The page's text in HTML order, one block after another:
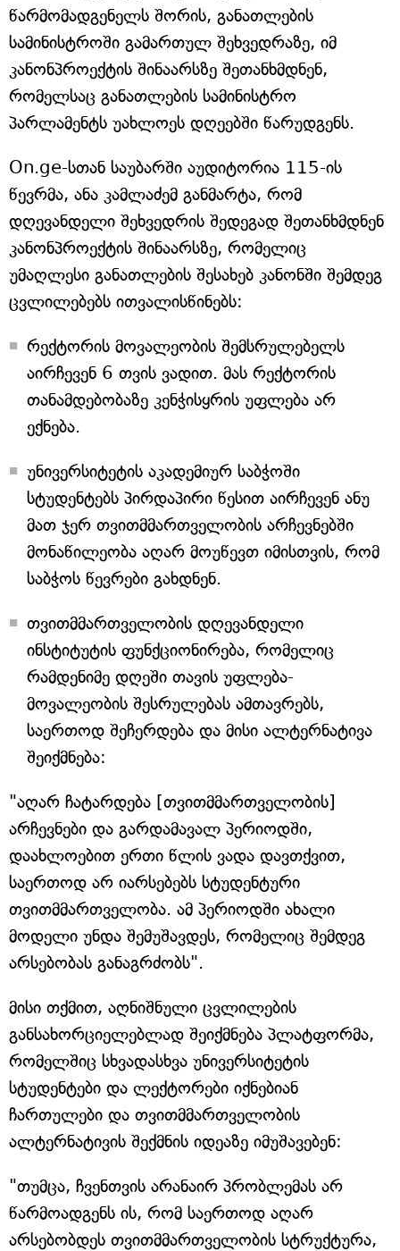
წარმომადგენელს შორის, განათლების
სამინისტროში გამართულ შეხვედრაზე, იმ
კანონპროექტის შინაარსზე შეთანხმდნენ,
რომელსაც განათლების სამინისტრო
პარლამენტს უახლოეს დღეებში წარუდგენს.
On.ge-სთან საუბარში აუდიტორია 115-ის
წევრმა, ანა კამლაძემ განმარტა, რომ
დღევანდელი შეხვედრის შედეგად შეთანხმდნენ
კანონპროექტის შინაარსზე, რომელიც
უმაღლესი განათლების შესახებ კანონში შემდეგ
ცვლილებებს ითვალისწინებს:
რექტორის მოვალეობის შემსრულებელს
აირჩევენ 6 თვის ვადით. მას რექტორის
თანამდებობაზე კენჭისყრის უფლება არ
ექნება.
უნივერსიტეტის აკადემიურ საბჭოში
სტუდენტებს პირდაპირი წესით აირჩევენ ანუ
მათ ჯერ თვითმმართველობის არჩევნებში
მონაწილეობა აღარ მოუწევთ იმისთვის, რომ
საბჭოს წევრები გახდნენ.
თვითმმართველობის დღევანდელი
ინსტიტუტის ფუნქციონირება, რომელიც
რამდენიმე დღეში თავის უფლება-
მოვალეობის შესრულებას ამთავრებს,
საერთოდ შეჩერდება და მისი ალტერნატივა
შეიქმნება:
"აღარ ჩატარდება [თვითმმართველობის]
არჩევნები და გარდამავალ პერიოდში,
დაახლოებით ერთი წლის ვადა დავთქვით,
საერთოდ არ იარსებებს სტუდენტური
თვითმმართველობა. ამ პერიოდში ახალი
მოდელი უნდა შემუშავდეს, რომელიც შემდეგ
არსებობას განაგრძობს".
მისი თქმით, აღნიშნული ცვლილების
განსახორციელებლად შეიქმნება პლატფორმა,
რომელშიც სხვადასხვა უნივერსიტეტის
სტუდენტები და ლექტორები იქნებიან
ჩართულები და თვითმმართველობის
ალტერნატივის შექმნის იდეაზე იმუშავებენ:
"თუმცა, ჩვენთვის არანაირ პრობლემას არ
წარმოადგენს ის, რომ საერთოდ აღარ
არსებობდეს თვითმმართველობის სტრუქტურა,